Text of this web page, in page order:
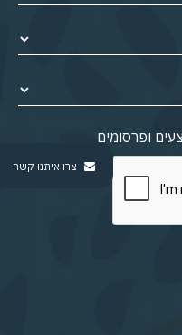
צרו איתנו קשר
ופרסומים